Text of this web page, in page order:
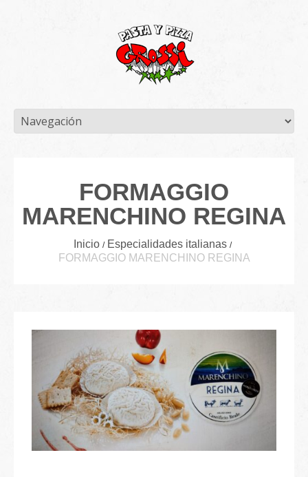
FORMAGGIO
MARENCHINO REGINA
Inicio
Especialidades italianas
FORMAGGIO MARENCHINO REGINA